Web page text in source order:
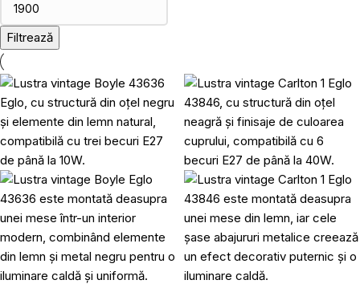
Filtrează